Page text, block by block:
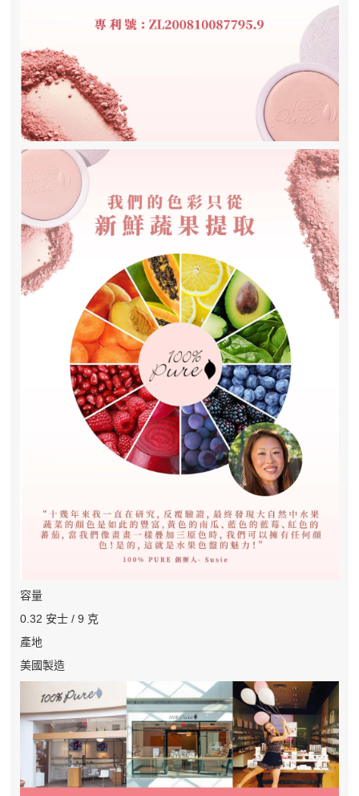
容量
0.32 安士 / 9 克
產地
美國製造